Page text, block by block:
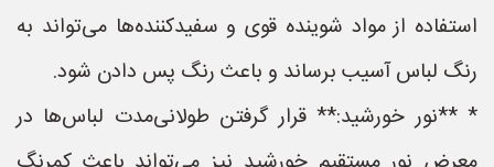
استفاده از مواد شوینده قوی و سفیدکننده‌ها می‌تواند به
رنگ لباس آسیب برساند و باعث رنگ پس دادن شود.
* **نور خورشید:** قرار گرفتن طولانی‌مدت لباس‌ها در